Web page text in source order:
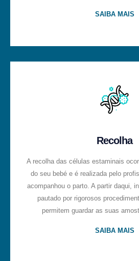
SAIBA MAIS
Recolha
A recolha das células estaminais
do seu bebé e é realizada pelo
acompanhou o parto. A partir daqui,
pautado por rigorosos
permitem guardar as suas
SAIBA MAIS